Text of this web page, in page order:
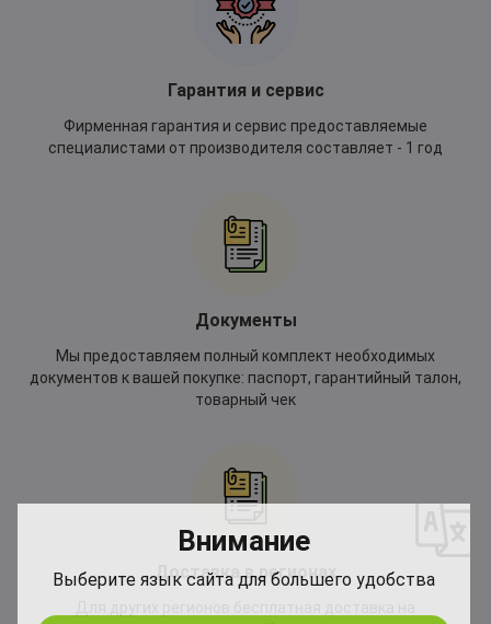
Гарантия и сервис
Фирменная гарантия и сервис предоставляемые
специалистами от производителя составляет - 1 год
Документы
Мы предоставляем полный комплект необходимых
документов к вашей покупке: паспорт, гарантийный талон,
товарный чек
Доставка в регионах
Внимание
Выберите язык сайта для большего удобства